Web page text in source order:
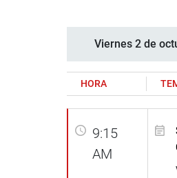
Viernes 2 de
HORA
9:15
AM